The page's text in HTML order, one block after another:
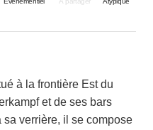
à la frontière Est du
et de ses bars
verrière, il se compose